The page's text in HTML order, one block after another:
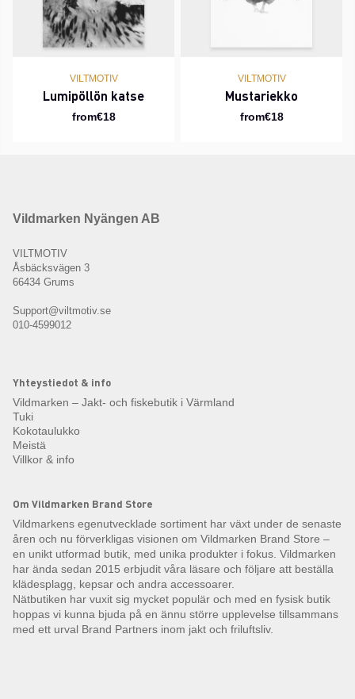
VILTMOTIV
Lumipöllön katse
from€18
VILTMOTIV
Mustariekko
from€18
Vildmarken Nyängen AB
VILTMOTIV
Åsbäcksvägen 3
66434 Grums
Support@viltmotiv.se
010-4599012
Yhteystiedot & info
Vildmarken – Jakt- och fiskebutik i Värmland
Tuki
Kokotaulukko
Meistä
Villkor & info
Om Vildmarken Brand Store
Vildmarkens egenutvecklade sortiment har växt under de senaste
åren och nu förverkligas visionen om Vildmarken Brand Store –
en unikt utformad butik, med unika produkter i fokus. Vildmarken
har ända sedan 2015 erbjudit våra läsare och följare att beställa
klädesplagg, kepsar och andra accessoarer.
Nätbutiken har vuxit sig mycket populär och med en fysisk butik
hoppas vi kunna bjuda på en ännu större upplevelse tillsammans
med ett urval Brand Partners inom jakt och friluftsliv.